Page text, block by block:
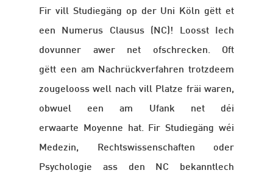
Fir vill Studiegäng op der Uni Köln gëtt et
een Numerus Clausus (NC)! Loosst Iech
dovunner awer net ofschrecken. Oft
gëtt een am Nachrückverfahren trotzdeem
zougelooss well nach vill Platze fräi waren,
obwuel een am Ufank net déi
erwaarte Moyenne hat. Fir Studiegäng wéi
Medezin, Rechtswissenschaften oder
Psychologie ass den NC bekanntlech